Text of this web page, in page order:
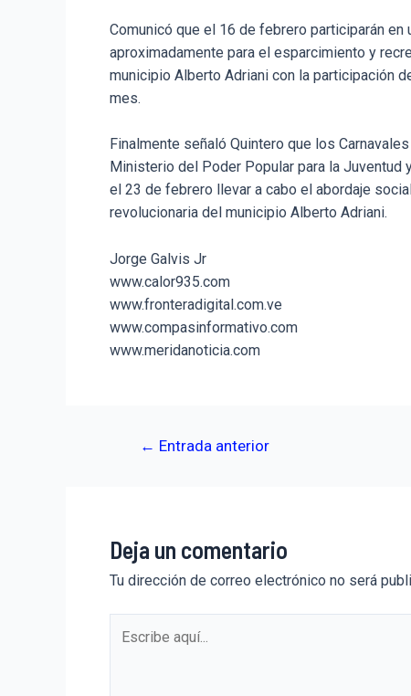
Comunicó que el 16 de febrero participarán
aproximadamente para el esparcimiento y
municipio Alberto Adriani con la participación
mes.
Finalmente señaló Quintero que los
Ministerio del Poder Popular para la
el 23 de febrero llevar a cabo el abordaje
revolucionaria del municipio Alberto Adriani.
Jorge Galvis Jr
www.calor935.com
www.fronteradigital.com.ve
www.compasinformativo.com
www.meridanoticia.com
← Entrada anterior
Deja un comentario
Tu dirección de correo electrónico no será